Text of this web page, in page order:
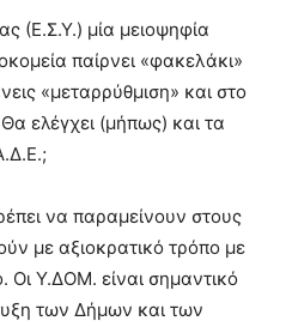
(Ε.Σ.Υ.) μία μειοψηφία
παίρνει «φακελάκι»
«μεταρρύθμιση» και στο
ελέγχει (μήπως) και τα
να παραμείνουν στους
με αξιοκρατικό τρόπο με
Οι Υ.ΔΟΜ. είναι σημαντικό
των Δήμων και των